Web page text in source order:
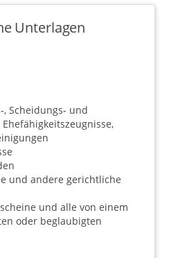
Unterlagen
, Scheidungs- und
und andere gerichtliche
und alle von einem
oder beglaubigten